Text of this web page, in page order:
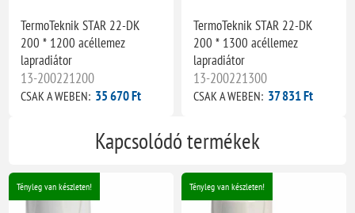
TermoTeknik STAR 22-DK
200 * 1200 acéllemez
lapradiátor
13-200221200
CSAK A WEBEN: 35 670 Ft
TermoTeknik STAR 22-DK
200 * 1300 acéllemez
lapradiátor
13-200221300
CSAK A WEBEN: 37 831 Ft
Kapcsolódó termékek
Tényleg van készleten! Tényleg van készleten!